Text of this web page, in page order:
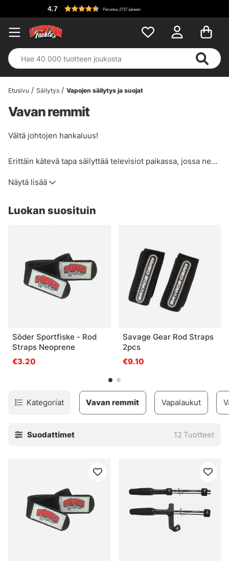
4.7 Perustuu 2737 ääneen
Etusivu Säilytys Vapojen säilytys ja suojat
Vavan remmit
Vältä johtojen hankaluus!
Erittäin kätevä tapa säilyttää televisiot paikassa, jossa ne
purkaa kaikkea ja laittaa sitä johtoihin.
On sekä kapeampia että leveämpiä hihnoja, jos sinulla on
mahdollisimman tiukka.
Pääosin kappaleet tulevat kahdessa pakkauksessa.
Näytä lisää
Luokan suosituin
Söder Sportfiske - Rod
Straps Neoprene
€3.20
Savage Gear Rod Straps
2pcs
€9.10
Kategoriat Vapalaukut
Vavan remmit
Suodattimet 12 Tuotteet